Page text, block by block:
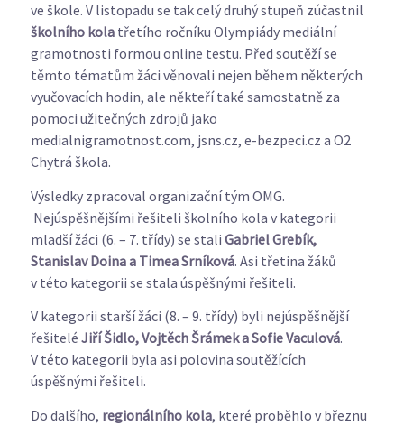
ve škole. V listopadu se tak celý druhý stupeň zúčastnil
školního kolatřetího ročníku Olympiády mediální
gramotnosti formou online testu. Před soutěží se
těmto tématům žáci věnovali nejen během některých
vyučovacích hodin, ale někteří také samostatně za
pomoci užitečných zdrojů jako
medialnigramotnost.com, jsns.cz, e-bezpeci.cz a O2
Chytrá škola.
Výsledky zpracoval organizační tým OMG.
Nejúspěšnějšími řešiteli školního kola v kategorii
mladší žáci (6. – 7. třídy) se stali Gabriel Grebík,
Stanislav Doina a Timea Srníková. Asi třetina žáků
v této kategorii se stala úspěšnými řešiteli.
V kategorii starší žáci (8. – 9. třídy) byli nejúspěšnější
řešitelé Jiří Šidlo, Vojtěch Šrámek a Sofie Vaculová.
V této kategorii byla asi polovina soutěžících
úspěšnými řešiteli.
Do dalšího, regionálního kola, které proběhlo v březnu